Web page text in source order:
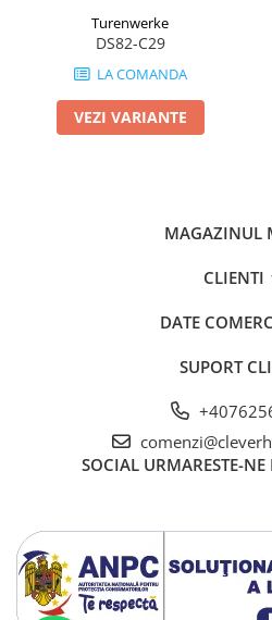
Turenwerke
DS82-C29
LA COMANDA
VEZI VARIANTE
MAGAZINUL
CLIENTI
DATE
SUPORT
SOCIAL URMARESTE-